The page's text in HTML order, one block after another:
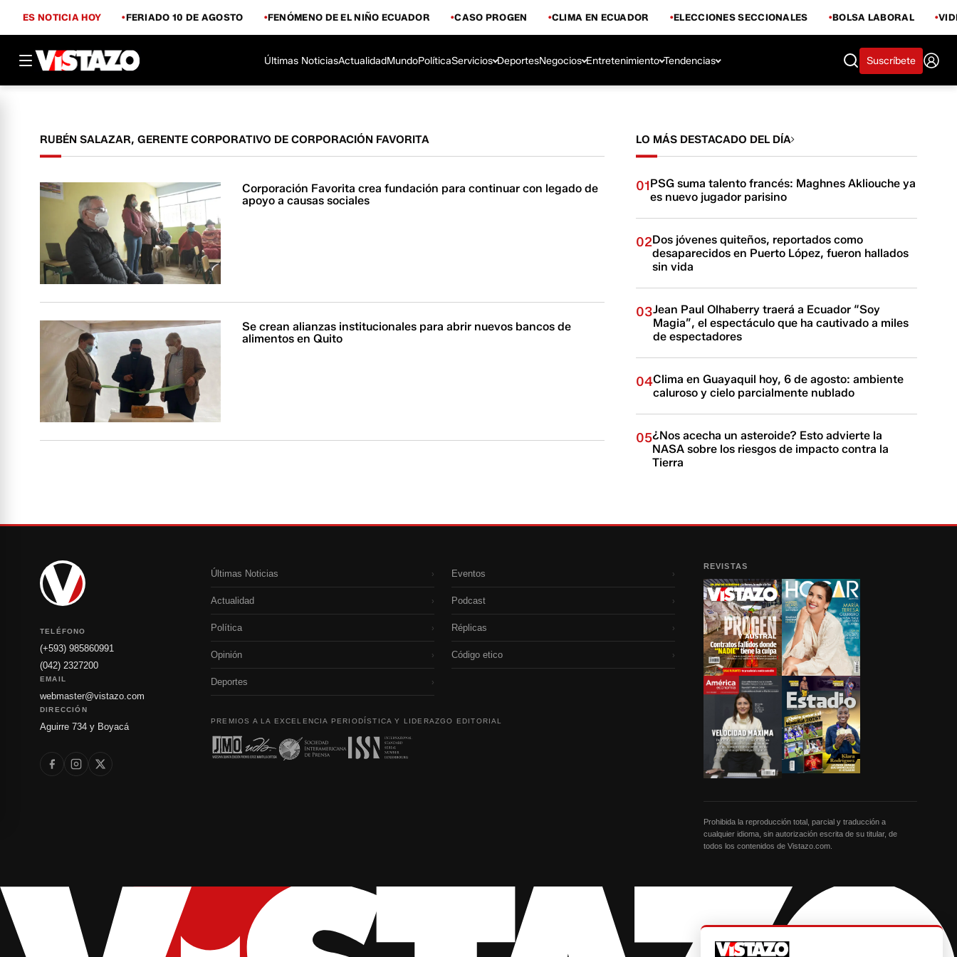
ES NOTICIA HOY FERIADO 10 DE AGOSTO FENÓMENO DE EL NIÑO ECUADOR CASO PROGEN CLIMA EN ECUADOR ELECCIONES SECCIONALES BOLSA LABORAL
Últimas NoticiasActualidadMundoPolíticaServicios DeportesNegocios Entretenimiento Tendencias Suscríbete
RUBÉN SALAZAR, GERENTE CORPORATIVO DE CORPORACIÓN FAVORITA
Corporación Favorita crea fundación para continuar con legado de
apoyo a causas sociales
Se crean alianzas institucionales para abrir nuevos bancos de
alimentos en Quito
LO MÁS DESTACADO DEL DÍA
01PSG suma talento francés: Maghnes Akliouche ya
es nuevo jugador parisino
02Dos jóvenes quiteños, reportados como
desaparecidos en Puerto López, fueron hallados
sin vida
03Jean Paul Olhaberry traerá a Ecuador “Soy
Magia”, el espectáculo que ha cautivado a miles
de espectadores
04Clima en Guayaquil hoy, 6 de agosto: ambiente
caluroso y cielo parcialmente nublado
05¿Nos acecha un asteroide? Esto advierte la
NASA sobre los riesgos de impacto contra la
Tierra
TELÉFONO
(+593) 985860991
(042) 2327200
EMAIL
webmaster@vistazo.com
DIRECCIÓN
Aguirre 734 y Boyacá
Últimas Noticias ›
Actualidad ›
Política ›
Opinión ›
Deportes ›
Eventos ›
Podcast ›
Réplicas ›
Código etico ›
PREMIOS A LA EXCELENCIA PERIODÍSTICA Y LIDERAZGO EDITORIAL
REVISTAS
Prohibida la reproducción total, parcial y traducción a
cualquier idioma, sin autorización escrita de su titular, de
todos los contenidos de Vistazo.com.